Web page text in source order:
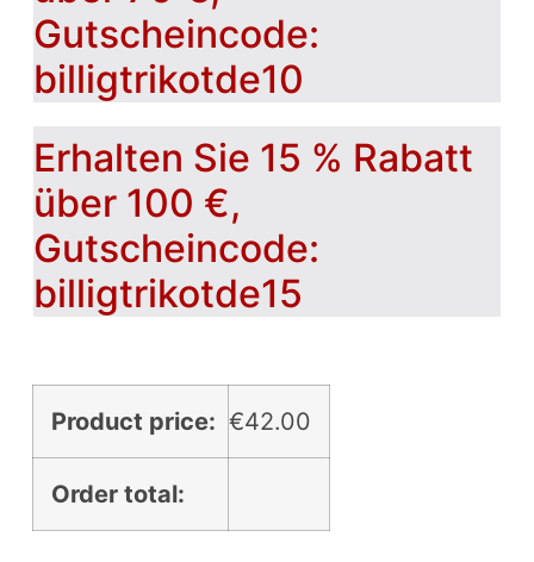
Gutscheincode:
billigtrikotde10
Erhalten Sie 15 % Rabatt
über 100 €,
Gutscheincode:
billigtrikotde15
Product price: €42.00
Order total: